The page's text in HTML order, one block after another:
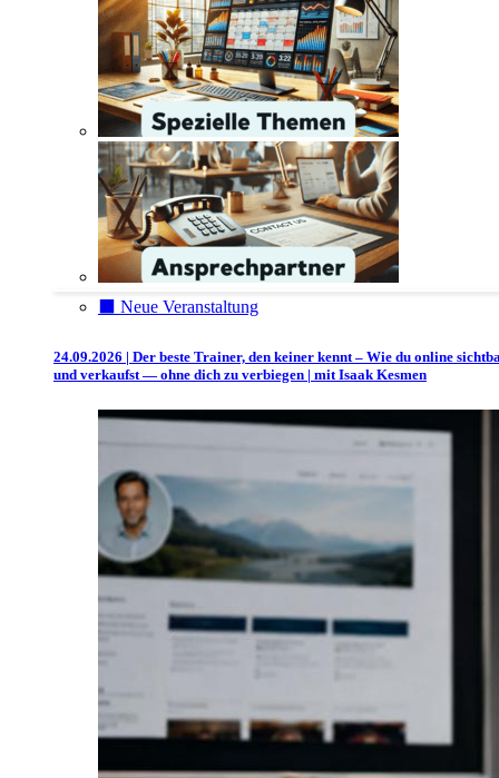
⬛️ Neue Veranstaltung
24.09.2026 | Der beste Trainer, den keiner kennt – Wie du online
und verkaufst — ohne dich zu verbiegen | mit Isaak Kesmen